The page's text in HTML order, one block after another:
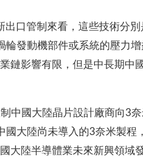
口管制來看，這些技術分
發動機部件或系統的壓力增
鏈影響有限，但是中長期中
中國大陸晶片設計廠商向3
大陸尚未導入的3奈米製程
大陸半導體業未來新興領域